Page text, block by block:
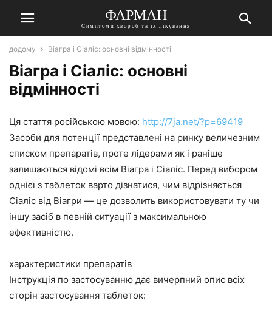
ФАРМАН
Симптоми хвороб та їх лікування
додому Віагра і Сіаліс: основні відмінності
Віагра і Сіаліс: основні
відмінності
Ця стаття російською мовою: http://7ja.net/?p=69419
Засоби для потенції представлені на ринку величезним
списком препаратів, проте лідерами як і раніше
залишаються відомі всім Віагра і Сіаліс. Перед вибором
однієї з таблеток варто дізнатися, чим відрізняється
Сіаліс від Віагри — це дозволить використовувати ту чи
іншу засіб в певній ситуації з максимальною
ефективністю.
характеристики препаратів
Інструкція по застосуванню дає вичерпний опис всіх
сторін застосування таблеток: